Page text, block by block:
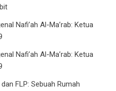
Nafi’ah Al-Ma’rab: Ketua
Nafi’ah Al-Ma’rab: Ketua
FLP: Sebuah Rumah